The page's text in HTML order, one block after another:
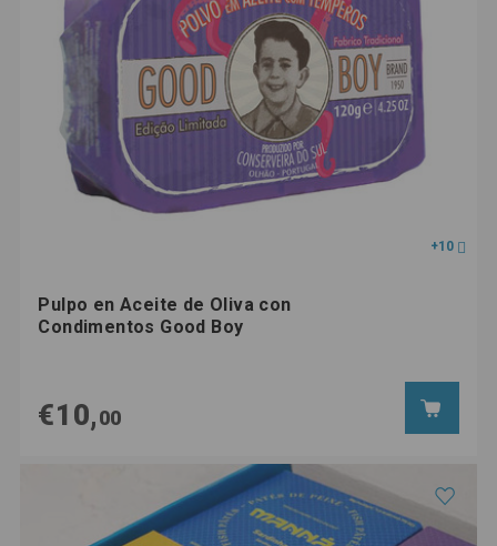
+10
Pulpo en Aceite de Oliva con
Condimentos Good Boy
€10,00